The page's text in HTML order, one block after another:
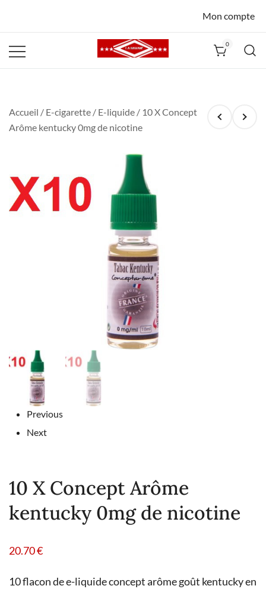
Mon compte
0
Accueil / E-cigarette / E-liquide / 10 X Concept
Arôme kentucky 0mg de nicotine
Previous
Next
10 X Concept Arôme
kentucky 0mg de nicotine
20.70€
10 flacon de e-liquide concept arôme goût kentucky en